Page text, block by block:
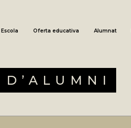
Escola Oferta educativa Alumnat